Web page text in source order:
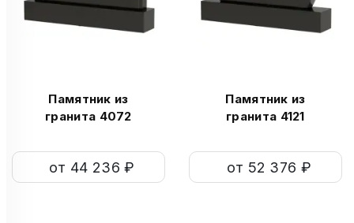
Памятник из
гранита 4072
от 44 236 ₽
Памятник из
гранита 4121
от 52 376 ₽